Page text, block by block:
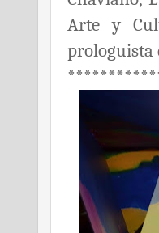
Arte y
prologuista